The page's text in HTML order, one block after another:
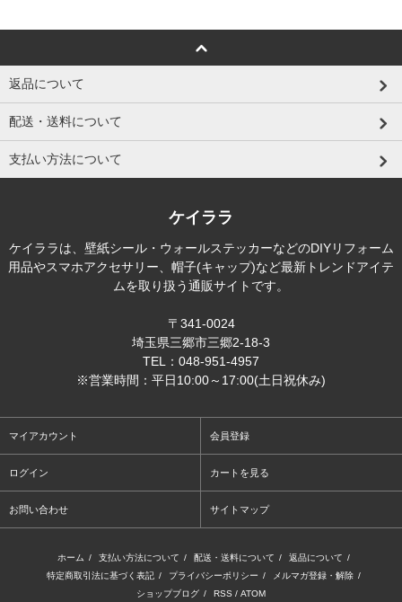
返品について
配送・送料について
支払い方法について
ケイララ
ケイララは、壁紙シール・ウォールステッカーなどのDIYリフォーム
用品やスマホアクセサリー、帽子(キャップ)など最新トレンドアイテ
ムを取り扱う通販サイトです。
〒341-0024
埼玉県三郷市三郷2-18-3
TEL：048-951-4957
※営業時間：平日10:00～17:00(土日祝休み)
マイアカウント 会員登録
ログイン カートを見る
お問い合わせ サイトマップ
ホーム / 支払い方法について / 配送・送料について / 返品について /
特定商取引法に基づく表記 / プライバシーポリシー / メルマガ登録・解除 /
ショップブログ / RSS / ATOM